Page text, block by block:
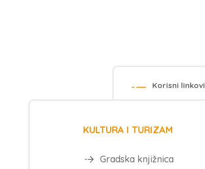
Korisni linkovi
KULTURA I TURIZAM
Gradska knjižnica